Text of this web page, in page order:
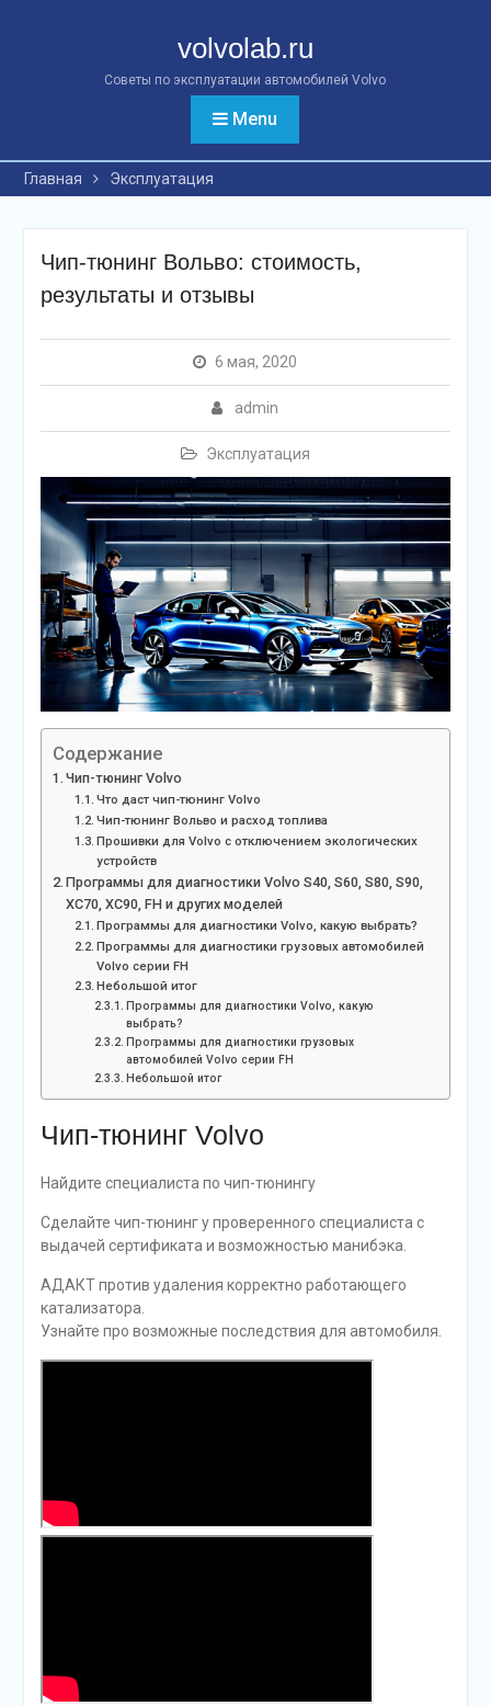
volvolab.ru
Советы по эксплуатации автомобилей Volvo
Menu
Главная Эксплуатация
Чип-тюнинг Вольво: стоимость,
результаты и отзывы
6 мая, 2020
admin
Эксплуатация
Содержание
Чип-тюнинг Volvo
Что даст чип-тюнинг Volvo
Чип-тюнинг Вольво и расход топлива
Прошивки для Volvo с отключением экологических
устройств
Программы для диагностики Volvo S40, S60, S80, S90,
XC70, XC90, FH и других моделей
Программы для диагностики Volvo, какую выбрать?
Программы для диагностики грузовых автомобилей
Volvo серии FH
Небольшой итог
Программы для диагностики Volvo, какую
выбрать?
Программы для диагностики грузовых
автомобилей Volvo серии FH
Небольшой итог
Чип-тюнинг Volvo
Найдите специалиста по чип-тюнингу
Сделайте чип-тюнинг у проверенного специалиста с
выдачей сертификата и возможностью манибэка.
АДАКТ против удаления корректно работающего
катализатора.
Узнайте про возможные последствия для автомобиля.